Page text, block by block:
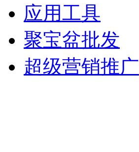
应用工具
聚宝盆批发
超级营销推广